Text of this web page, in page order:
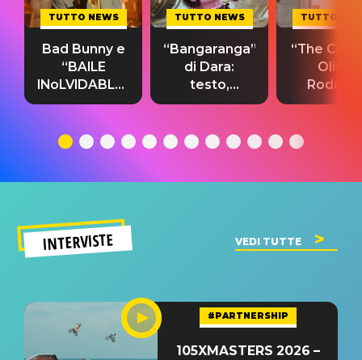
TUTTO NEWS
Bad Bunny e
“BAILE
INoLVIDABLE”:
testo,
significato
TUTTO NEWS
“Bangaranga”
di Dara:
testo,
traduzione e
del singolo
TUTTO
“The
Olivia
testo,
INTERVISTE VEDI TUTTE
#PARTNERSHIP
105XMASTERS 2026 –